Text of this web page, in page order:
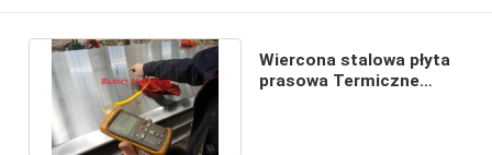
Wiercona stalowa płyta
prasowa Termiczne